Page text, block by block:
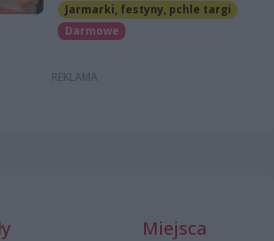
Jarmarki, festyny, pchle targi
Darmowe
Miejsca